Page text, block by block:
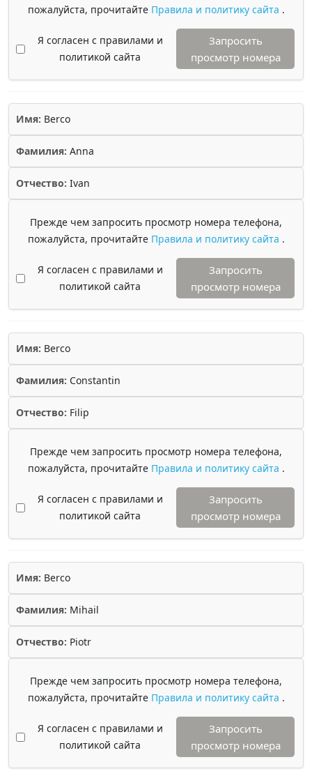
пожалуйста, прочитайте Правила и политику сайта .
Я согласен с правилами и
политикой сайта
Запросить
просмотр номера
Имя: Berco
Фамилия: Anna
Отчество: Ivan
Прежде чем запросить просмотр номера телефона,
пожалуйста, прочитайте Правила и политику сайта .
Я согласен с правилами и
политикой сайта
Запросить
просмотр номера
Имя: Berco
Фамилия: Constantin
Отчество: Filip
Прежде чем запросить просмотр номера телефона,
пожалуйста, прочитайте Правила и политику сайта .
Я согласен с правилами и
политикой сайта
Запросить
просмотр номера
Имя: Berco
Фамилия: Mihail
Отчество: Piotr
Прежде чем запросить просмотр номера телефона,
пожалуйста, прочитайте Правила и политику сайта .
Я согласен с правилами и
политикой сайта
Запросить
просмотр номера